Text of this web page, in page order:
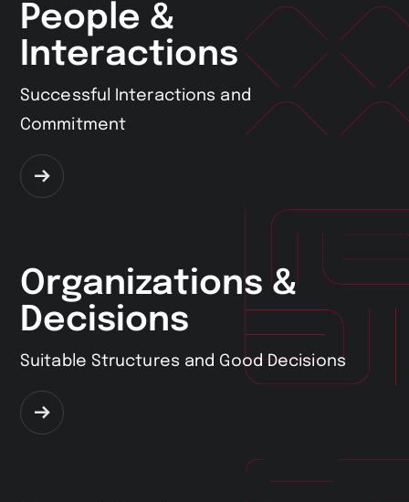
People &
Interactions
Successful Interactions and
Commitment
Zum
Organizations &
Decisions
Suitable Structures and Good Decisions
Zum